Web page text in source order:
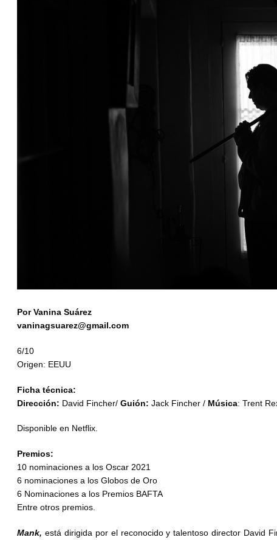
Por Vanina Suárez
vaninagsuarez@gmail.com
6/10
Origen: EEUU
Ficha técnica:
Dirección: David Fincher/ Guión: Jack Fincher / Música: Trent
Disponible en Netflix.
Premios:
10 nominaciones a los Oscar 2021
6 nominaciones a los Globos de Oro
6 Nominaciones a los Premios BAFTA
Entre otros premios.
Mank, está dirigida por el reconocido y talentoso director David